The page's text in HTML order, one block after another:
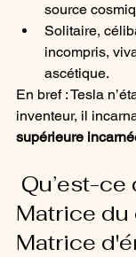
source
Solitaire,
incompris,
ascétique.
En bref : Tesla
inventeur, il
supérieure
Matrice du
Matrice